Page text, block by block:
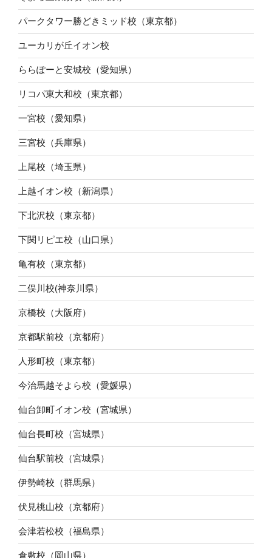
パークタワー勝どきミッド校（東京都）
ユーカリが丘イオン校
ららぽーと安城校（愛知県）
リコパ東大和校（東京都）
一宮校（愛知県）
三宮校（兵庫県）
上尾校（埼玉県）
上越イオン校（新潟県）
下北沢校（東京都）
下関リピエ校（山口県）
亀有校（東京都）
二俣川校(神奈川県）
京橋校（大阪府）
京都駅前校（京都府）
人形町校（東京都）
今治馬越そよら校（愛媛県）
仙台卸町イオン校（宮城県）
仙台長町校（宮城県）
仙台駅前校（宮城県）
伊勢崎校（群馬県）
伏見桃山校（京都府）
会津若松校（福島県）
倉敷校（岡山県）